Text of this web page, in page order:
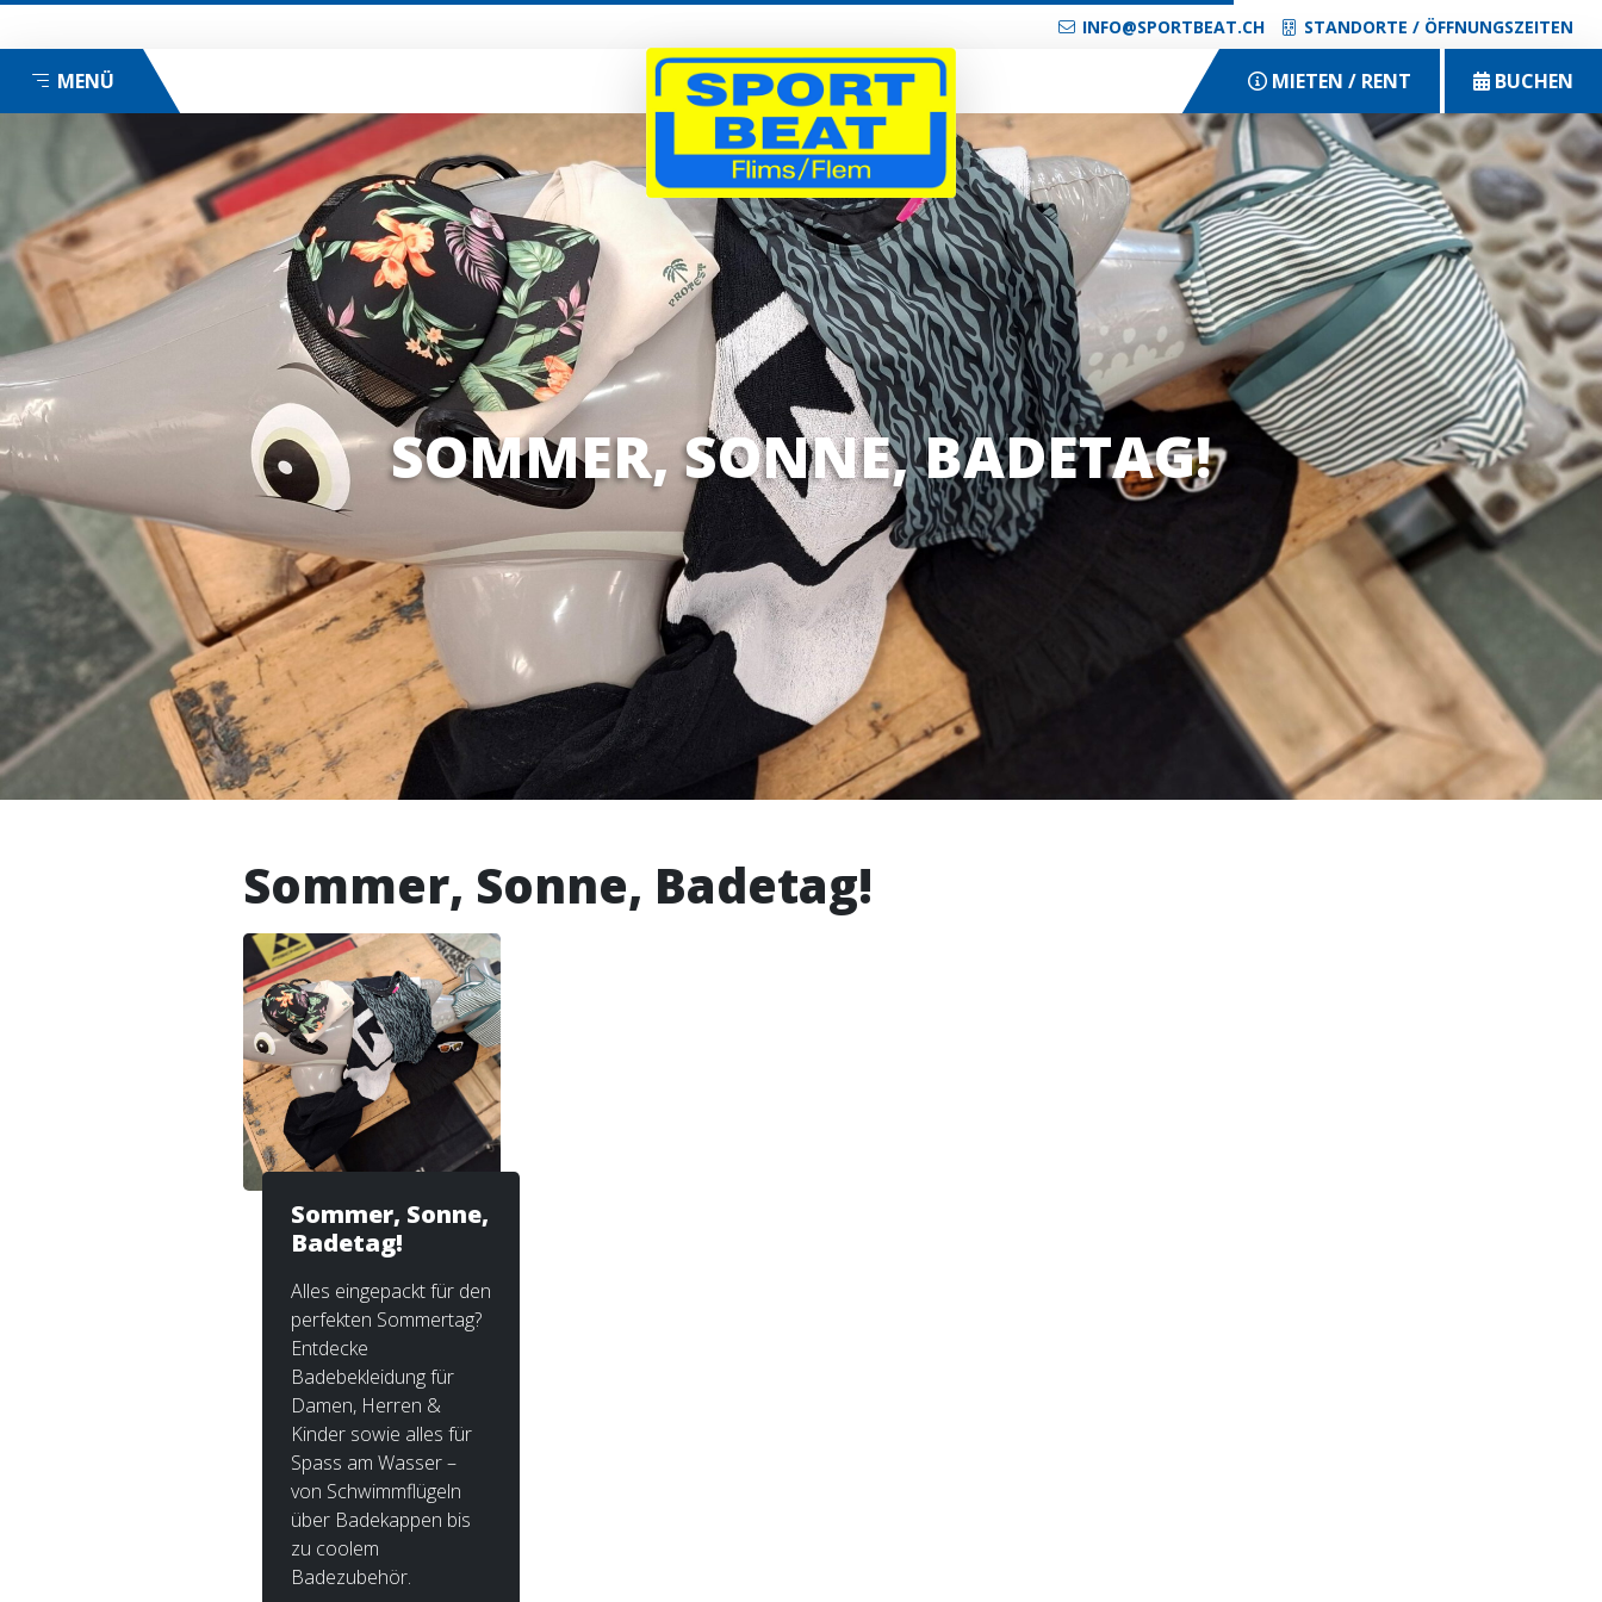
INFO@SPORTBEAT.CH STANDORTE / ÖFFNUNGSZEITEN
MENÜ MIETEN / RENT BUCHEN
SOMMER, SONNE, BADETAG!
Sommer, Sonne, Badetag!
Sommer, Sonne,
Badetag!
Alles eingepackt für den
perfekten Sommertag?
Entdecke
Badebekleidung für
Damen, Herren &
Kinder sowie alles für
Spass am Wasser –
von Schwimmflügeln
über Badekappen bis
zu coolem
Badezubehör.